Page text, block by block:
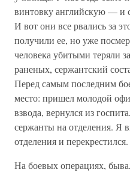
винтовку английскую — и
И вот они все рвались за
получили ее, но уже
человека убитыми теряли
раненых, сержантский
Перед самым последним
место: пришел молодой
взвода, вернулся из
сержанты на отделения. Я
отделения и перекрестился.
На боевых операциях,